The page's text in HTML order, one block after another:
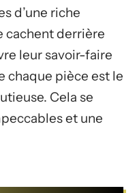
d’une riche
cachent derrière
leur savoir-faire
chaque pièce est le
Cela se
et une